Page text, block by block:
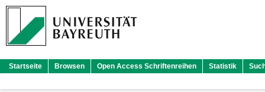
Startseite Browsen Open Access Schriftenreihen Statistik